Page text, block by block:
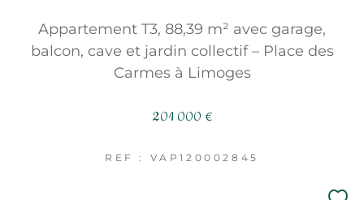
Appartement T3, 88,39 m² avec garage,
balcon, cave et jardin collectif – Place des
Carmes à Limoges
201 000 €
REF : VAP120002845
COUPS DE COEUR
EXCLUSIVITÉS NOUVEAUTÉS
RECHERCHER